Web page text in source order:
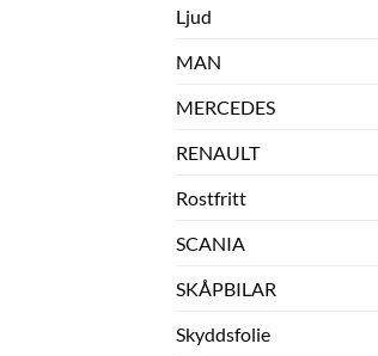
Ljud
MAN
MERCEDES
RENAULT
Rostfritt
SCANIA
SKÅPBILAR
Skyddsfolie